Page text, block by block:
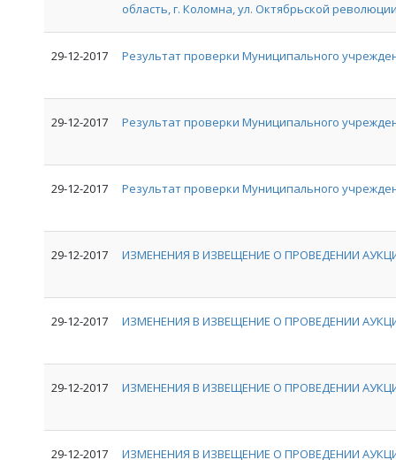
область, г. Коломна, ул. Октябрьской
29-12-2017 Результат проверки Муниципального
29-12-2017 Результат проверки Муниципального
29-12-2017 Результат проверки Муниципального
29-12-2017 ИЗМЕНЕНИЯ В ИЗВЕЩЕНИЕ О ПРОВЕДЕНИИ
29-12-2017 ИЗМЕНЕНИЯ В ИЗВЕЩЕНИЕ О ПРОВЕДЕНИИ
29-12-2017 ИЗМЕНЕНИЯ В ИЗВЕЩЕНИЕ О ПРОВЕДЕНИИ
29-12-2017 ИЗМЕНЕНИЯ В ИЗВЕЩЕНИЕ О ПРОВЕДЕНИИ